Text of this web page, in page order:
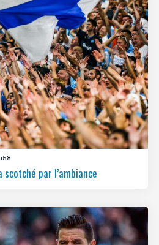
par l’ambiance